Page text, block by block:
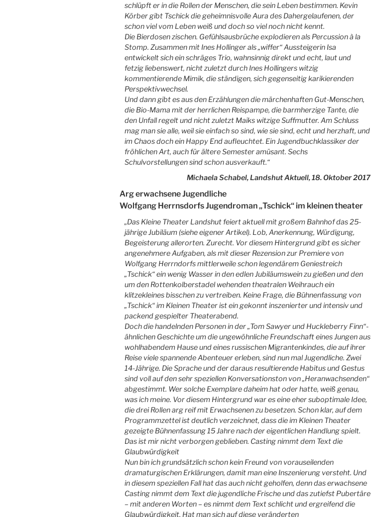
schlüpft er in die Rollen der Menschen, die sein Leben bestimmen. Kevin
Körber gibt Tschick die geheimnisvolle Aura des Dahergelaufenen, der
schon viel vom Leben weiß und doch so viel noch nicht kennt.
Die Bierdosen zischen. Gefühlsausbrüche explodieren als Percussion à la
Stomp. Zusammen mit Ines Hollinger als „wiffer“ Aussteigerin Isa
entwickelt sich ein schräges Trio, wahnsinnig direkt und echt, laut und
fetzig liebenswert, nicht zuletzt durch Ines Hollingers witzig
kommentierende Mimik, die ständigen, sich gegenseitig karikierenden
Perspektivwechsel.
Und dann gibt es aus den Erzählungen die märchenhaften Gut-Menschen,
die Bio-Mama mit der herrlichen Reispampe, die barmherzige Tante, die
den Unfall regelt und nicht zuletzt Maiks witzige Suffmutter. Am Schluss
mag man sie alle, weil sie einfach so sind, wie sie sind, echt und herzhaft, und
im Chaos doch ein Happy End aufleuchtet. Ein Jugendbuchklassiker der
fröhlichen Art, auch für ältere Semester amüsant. Sechs
Schulvorstellungen sind schon ausverkauft.“
Michaela Schabel, Landshut Aktuell, 18. Oktober 2017
Arg erwachsene Jugendliche
Wolfgang Herrnsdorfs Jugendroman „Tschick“ im kleinen theater
„Das Kleine Theater Landshut feiert aktuell mit großem Bahnhof das 25-
jährige Jubiläum (siehe eigener Artikel). Lob, Anerkennung, Würdigung,
Begeisterung allerorten. Zurecht. Vor diesem Hintergrund gibt es sicher
angenehmere Aufgaben, als mit dieser Rezension zur Premiere von
Wolfgang Herrndorfs mittlerweile schon legendärem Geniestreich
„Tschick“ ein wenig Wasser in den edlen Jubiläumswein zu gießen und den
um den Rottenkolberstadel wehenden theatralen Weihrauch ein
klitzekleines bisschen zu vertreiben. Keine Frage, die Bühnenfassung von
„Tschick“ im Kleinen Theater ist ein gekonnt inszenierter und intensiv und
packend gespielter Theaterabend.
Doch die handelnden Personen in der „Tom Sawyer und Huckleberry Finn“-
ähnlichen Geschichte um die ungewöhnliche Freundschaft eines Jungen aus
wohlhabendem Hause und eines russischen Migrantenkindes, die auf ihrer
Reise viele spannende Abenteuer erleben, sind nun mal Jugendliche. Zwei
14-Jährige. Die Sprache und der daraus resultierende Habitus und Gestus
sind voll auf den sehr speziellen Konversationston von „Heranwachsenden“
abgestimmt. Wer solche Exemplare daheim hat oder hatte, weiß genau,
was ich meine. Vor diesem Hintergrund war es eine eher suboptimale Idee,
die drei Rollen arg reif mit Erwachsenen zu besetzen. Schon klar, auf dem
Programmzettel ist deutlich verzeichnet, dass die im Kleinen Theater
gezeigte Bühnenfassung 15 Jahre nach der eigentlichen Handlung spielt.
Das ist mir nicht verborgen geblieben. Casting nimmt dem Text die
Glaubwürdigkeit
Nun bin ich grundsätzlich schon kein Freund von vorauseilenden
dramaturgischen Erklärungen, damit man eine Inszenierung versteht. Und
in diesem speziellen Fall hat das auch nicht geholfen, denn das erwachsene
Casting nimmt dem Text die jugendliche Frische und das zutiefst Pubertäre
– mit anderen Worten – es nimmt dem Text schlicht und ergreifend die
Glaubwürdigkeit. Hat man sich auf diese veränderten